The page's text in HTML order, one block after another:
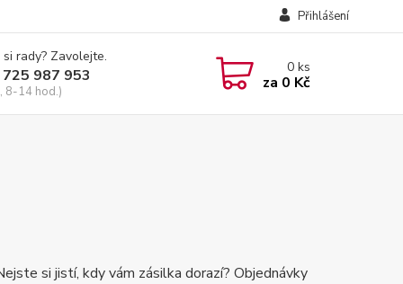
Přihlášení
rady? Zavolejte.
987 953
8-14 hod.)
0ks
za 0 Kč
si jistí, kdy vám zásilka dorazí? Objednávky